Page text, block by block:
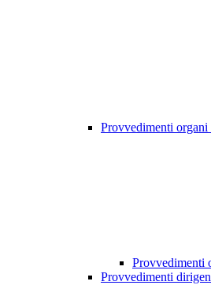
Provvedimenti
Provvedimenti
Provvedimenti